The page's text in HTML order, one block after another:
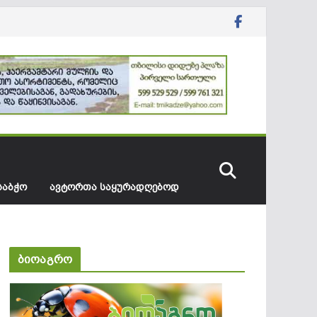
ᲐᲕᲢᲝᲠᲗᲐ ᲡᲐᲧᲣᲠᲐᲓᲦᲔᲑᲝᲓ
ბიოაგრო